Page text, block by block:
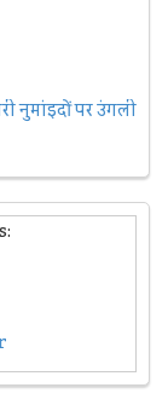
नुमांइदों पर उंगली